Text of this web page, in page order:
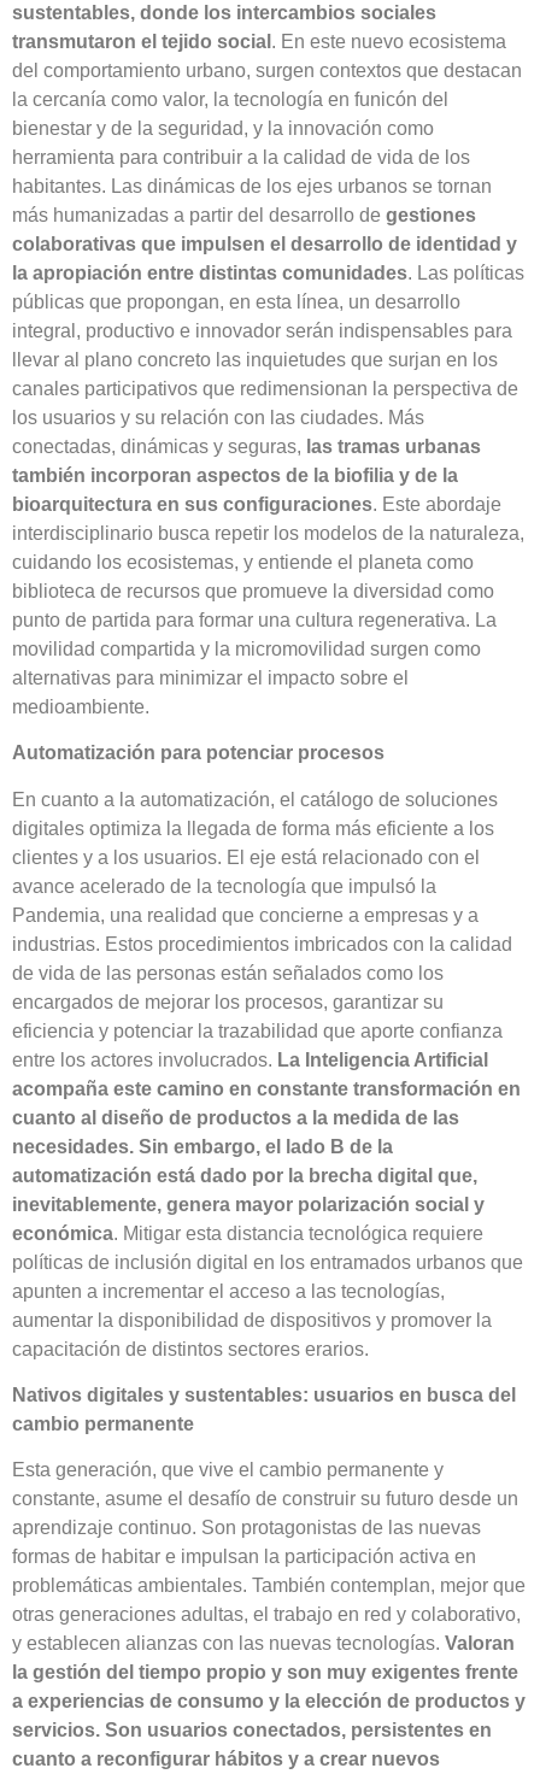
sustentables, donde los intercambios sociales
transmutaron el tejido social . En este nuevo ecosistema
del comportamiento urbano, surgen contextos que destacan
la cercanía como valor, la tecnología en funicón del
bienestar y de la seguridad, y la innovación como
herramienta para contribuir a la calidad de vida de los
habitantes. Las dinámicas de los ejes urbanos se tornan
más humanizadas a partir del desarrollo de gestiones
colaborativas que impulsen el desarrollo de identidad y
la apropiación entre distintas comunidades. Las políticas
públicas que propongan, en esta línea, un desarrollo
integral, productivo e innovador serán indispensables para
llevar al plano concreto las inquietudes que surjan en los
canales participativos que redimensionan la perspectiva de
los usuarios y su relación con las ciudades. Más
conectadas, dinámicas y seguras, las tramas urbanas
también incorporan aspectos de la biofilia y de la
bioarquitectura en sus configuraciones. Este abordaje
interdisciplinario busca repetir los modelos de la naturaleza,
cuidando los ecosistemas, y entiende el planeta como
biblioteca de recursos que promueve la diversidad como
punto de partida para formar una cultura regenerativa. La
movilidad compartida y la micromovilidad surgen como
alternativas para minimizar el impacto sobre el
medioambiente.
Automatización para potenciar procesos
En cuanto a la automatización, el catálogo de soluciones
digitales optimiza la llegada de forma más eficiente a los
clientes y a los usuarios. El eje está relacionado con el
avance acelerado de la tecnología que impulsó la
Pandemia, una realidad que concierne a empresas y a
industrias. Estos procedimientos imbricados con la calidad
de vida de las personas están señalados como los
encargados de mejorar los procesos, garantizar su
eficiencia y potenciar la trazabilidad que aporte confianza
entre los actores involucrados. La Inteligencia Artificial
acompaña este camino en constante transformación en
cuanto al diseño de productos a la medida de las
necesidades. Sin embargo, el lado B de la
automatización está dado por la brecha digital que,
inevitablemente, genera mayor polarización social y
económica. Mitigar esta distancia tecnológica requiere
políticas de inclusión digital en los entramados urbanos que
apunten a incrementar el acceso a las tecnologías,
aumentar la disponibilidad de dispositivos y promover la
capacitación de distintos sectores erarios.
Nativos digitales y sustentables: usuarios en busca del
cambio permanente
Esta generación, que vive el cambio permanente y
constante, asume el desafío de construir su futuro desde un
aprendizaje continuo. Son protagonistas de las nuevas
formas de habitar e impulsan la participación activa en
problemáticas ambientales. También contemplan, mejor que
otras generaciones adultas, el trabajo en red y colaborativo,
y establecen alianzas con las nuevas tecnologías. Valoran
la gestión del tiempo propio y son muy exigentes frente
a experiencias de consumo y la elección de productos y
servicios. Son usuarios conectados, persistentes en
cuanto a reconfigurar hábitos y a crear nuevos